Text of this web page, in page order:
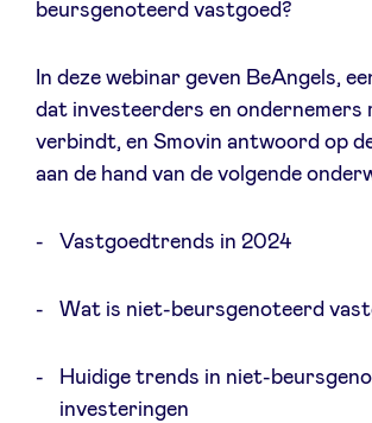
BeAngels Luxembourg
beursgenoteerd vastgoed?
In deze webinar geven BeAngels,
dat investeerders en ondernemers
verbindt, en Smovin antwoord op
aan de hand van de volgende
Vastgoedtrends in 2024
Wat is niet-beursgenoteerd
Huidige trends in niet-
investeringen